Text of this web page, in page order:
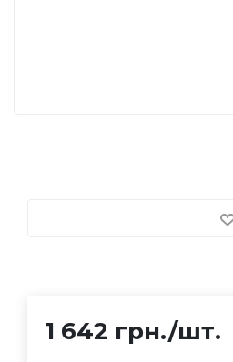
1 642 грн./шт.